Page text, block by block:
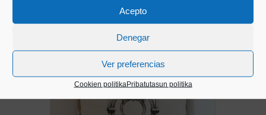
Acepto
Denegar
Ver preferencias
Cookien politikaPribatutasun politika